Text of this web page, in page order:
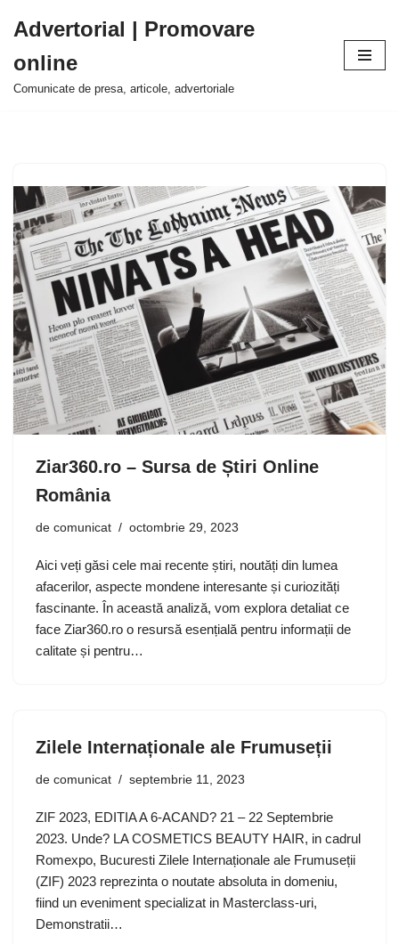
la
conținut
Advertorial | Promovare
online
Comunicate de presa, articole, advertoriale
Ziar360.ro – Sursa de Știri Online
România
de comunicat octombrie 29, 2023
Aici veți găsi cele mai recente știri, noutăți din lumea
afacerilor, aspecte mondene interesante și curiozități
fascinante. În această analiză, vom explora detaliat ce
face Ziar360.ro o resursă esențială pentru informații de
calitate și pentru…
Zilele Internaționale ale Frumuseții
de comunicat septembrie 11, 2023
ZIF 2023, EDITIA A 6-ACAND? 21 – 22 Septembrie
2023. Unde? LA COSMETICS BEAUTY HAIR, in cadrul
Romexpo, Bucuresti Zilele Internaționale ale Frumuseții
(ZIF) 2023 reprezinta o noutate absoluta in domeniu,
fiind un eveniment specializat in Masterclass-uri,
Demonstratii…